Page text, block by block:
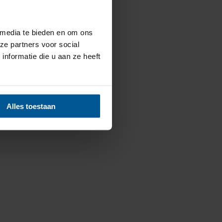
te bieden en om ons
partners voor social
die u aan ze heeft
Alles toestaan